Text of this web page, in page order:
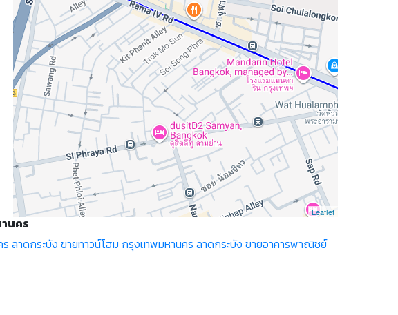
Leaflet
นคร
ลาดกระบัง ขายทาวน์โฮม กรุงเทพมหานคร ลาดกระบัง ขายอาคารพาณิชย์